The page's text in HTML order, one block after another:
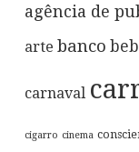
agência de
arte banco
carnaval
cigarro cinema